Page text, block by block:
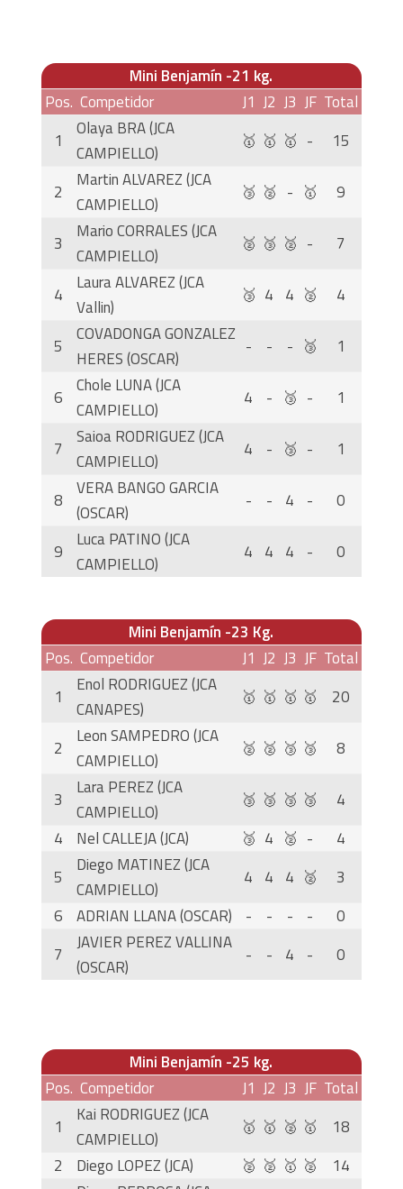
Mini Benjamín -21 kg.
Pos. Competidor J1 J2 J3 JF Total
1
Olaya BRA (JCA
CAMPIELLO)
🥇 🥇 🥇 - 15
2
Martin ALVAREZ (JCA
CAMPIELLO)
🥉 🥈 - 🥇 9
3
Mario CORRALES (JCA
CAMPIELLO)
🥈 🥉 🥈 - 7
4
Laura ALVAREZ (JCA
Vallin)
🥉 4 4 🥈 4
5
COVADONGA GONZALEZ
HERES (OSCAR)
- - - 🥉 1
6
Chole LUNA (JCA
CAMPIELLO)
4 - 🥉 - 1
7
Saioa RODRIGUEZ (JCA
CAMPIELLO)
4 - 🥉 - 1
8
VERA BANGO GARCIA
(OSCAR)
- - 4 - 0
9
Luca PATINO (JCA
CAMPIELLO)
4 4 4 - 0
Mini Benjamín -23 Kg.
Pos. Competidor J1 J2 J3 JF Total
1
Enol RODRIGUEZ (JCA
CANAPES)
🥇 🥇 🥇 🥇 20
2
Leon SAMPEDRO (JCA
CAMPIELLO)
🥈 🥈 🥉 🥉 8
3
Lara PEREZ (JCA
CAMPIELLO)
🥉 🥉 🥉 🥉
4
4
Nel CALLEJA (JCA) 🥉 4 🥈 -
4
5
Diego MATINEZ (JCA
CAMPIELLO)
4 4 4 🥈
3
6
ADRIAN LLANA (OSCAR) - - - -
0
7
JAVIER PEREZ VALLINA
(OSCAR)
- - 4 - 0
Mini Benjamín -25 kg.
Pos. Competidor J1 J2 J3 JF Total
1
Kai RODRIGUEZ (JCA
CAMPIELLO)
🥇 🥇 🥈 🥇
18
2
Diego LOPEZ (JCA) 🥈 🥈 🥇 🥈
14